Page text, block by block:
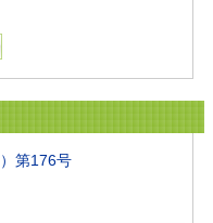
第176号